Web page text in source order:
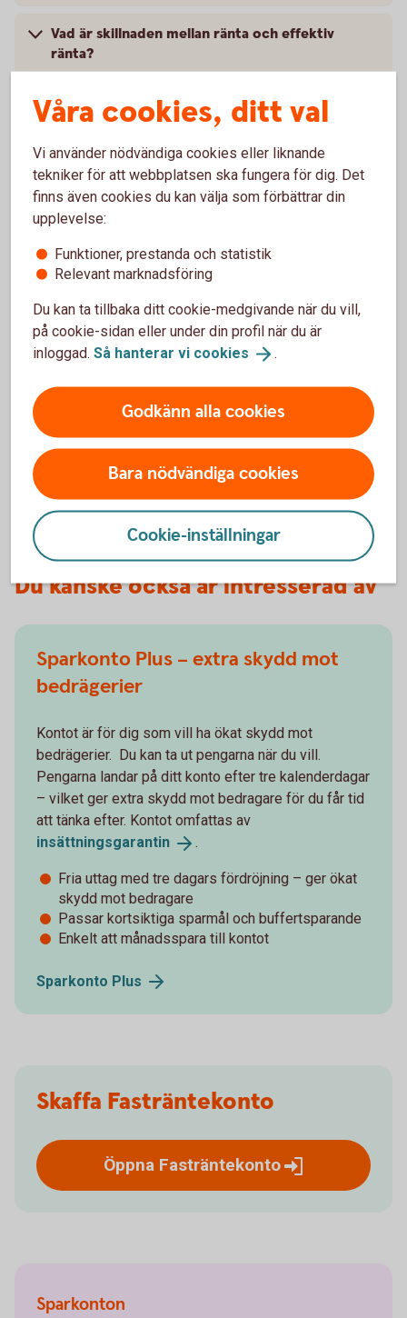
Vad är skillnaden mellan ränta och effektiv
ränta?
Dras skatt på räntan som betalas ut för
Fasträntekontot?
Kan jag ta ut mina pengar i förtid?
Kan jag öppna ett Fasträntekonto till mitt
det förfaller?
Går det att ha ett gemensamt fasträntekonto?
Varför står det ett minusbelopp på
Villkor och övrig information
Du kanske också är intresserad av
Sparkonto Plus – extra skydd mot
bedrägerier
Kontot är för dig som vill ha ökat skydd mot
bedrägerier. Du kan ta ut pengarna när du vill.
Pengarna landar på ditt konto efter tre kalenderdagar
– vilket ger extra skydd mot bedragare för du får tid
att tänka efter. Kontot omfattas av
insättningsgarantin
.
Fria uttag med tre dagars fördröjning – ger ökat
skydd mot bedragare
Passar kortsiktiga sparmål och buffertsparande
Enkelt att månadsspara till kontot
Sparkonto Plus
Skaffa Fasträntekonto
Öppna Fasträntekonto
Sparkonton
Våra cookies, ditt val
Vi använder nödvändiga cookies eller liknande
tekniker för att webbplatsen ska fungera för dig. Det
finns även cookies du kan välja som förbättrar din
upplevelse:
Funktioner, prestanda och statistik
Relevant marknadsföring
Du kan ta tillbaka ditt cookie-medgivande när du vill,
på cookie-sidan eller under din profil när du är
inloggad. Så hanterar vi cookies .
Godkänn alla cookies
Bara nödvändiga cookies
Cookie-inställningar